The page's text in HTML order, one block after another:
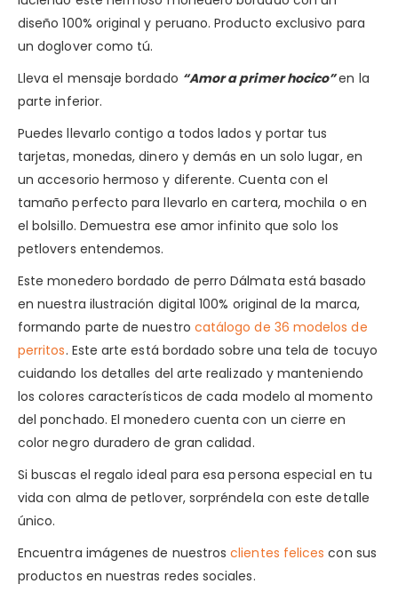
diseño 100% original y peruano. Producto exclusivo para
un doglover como tú.
Lleva el mensaje bordado “Amor a primer hocico”en la
parte inferior.
Puedes llevarlo contigo a todos lados y portar tus
tarjetas, monedas, dinero y demás en un solo lugar, en
un accesorio hermoso y diferente. Cuenta con el
tamaño perfecto para llevarlo en cartera, mochila o en
el bolsillo. Demuestra ese amor infinito que solo los
petlovers entendemos.
Este monedero bordado de perro Dálmata está basado
en nuestra ilustración digital 100% original de la marca,
formando parte de nuestro catálogo de 36 modelos de
perritos. Este arte está bordado sobre una tela de tocuyo
cuidando los detalles del arte realizado y manteniendo
los colores característicos de cada modelo al momento
del ponchado. El monedero cuenta con un cierre en
color negro duradero de gran calidad.
Si buscas el regalo ideal para esa persona especial en tu
vida con alma de petlover, sorpréndela con este detalle
único.
Encuentra imágenes de nuestrosclientes felices con sus
productos en nuestras redes sociales.